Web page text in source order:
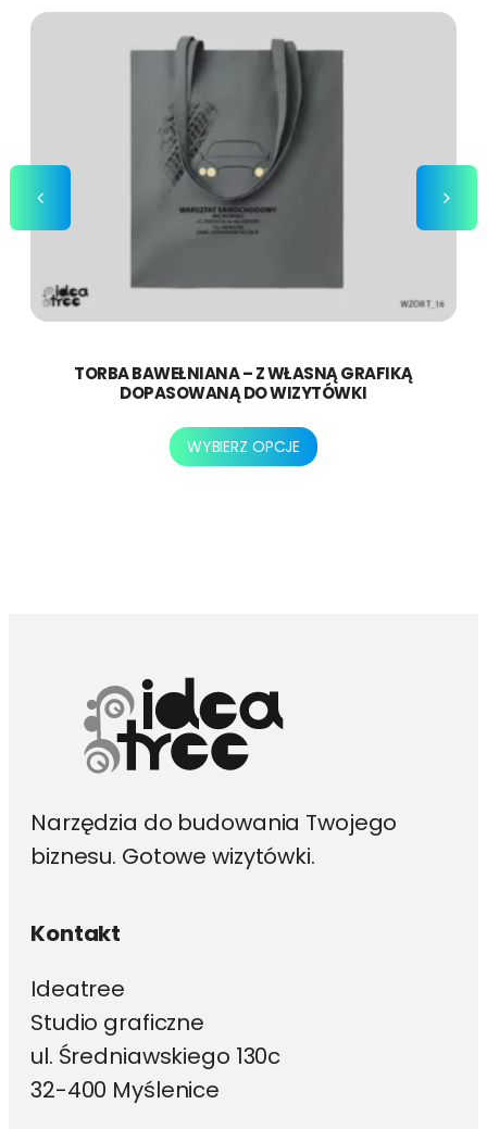
TORBA BAWEŁNIANA – Z WŁASNĄ GRAFIKĄ
DOPASOWANĄ DO WIZYTÓWKI
WYBIERZ OPCJE
Ten
Narzędzia do budowania Twojego
biznesu. Gotowe wizytówki.
Kontakt
Ideatree
Studio graficzne
ul. Średniawskiego 130c
32-400 Myślenice